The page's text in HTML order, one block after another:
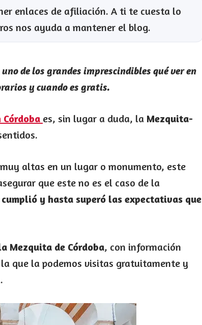
enlaces de afiliación. A ti te cuesta lo
nos ayuda a mantener el blog.
de los grandes imprescindibles qué ver en
y cuando es gratis.
es, sin lugar a duda, la Mezquita-
altas en un lugar o monumento, este
que este no es el caso de la
y hasta superó las expectativas que
Mezquita de Córdoba, con información
que la podemos visitas gratuitamente y